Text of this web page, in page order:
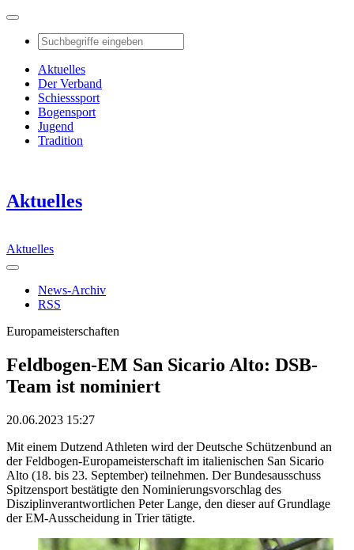
Aktuelles
Der Verband
Schiesssport
Bogensport
Jugend
Tradition
Aktuelles
Aktuelles
News-Archiv
RSS
Europameisterschaften
Feldbogen-EM San Sicario Alto: DSB-
Team ist nominiert
20.06.2023 15:27
Mit einem Dutzend Athleten wird der Deutsche Schützenbund an
der Feldbogen-Europameisterschaft im italienischen San Sicario
Alto (18. bis 23. September) teilnehmen. Der Bundesausschuss
Spitzensport bestätigte den Nominierungsvorschlag des
Disziplinverantwortlichen Peter Lange, den dieser auf Grundlage
der EM-Ausscheidung in Trier tätigte.